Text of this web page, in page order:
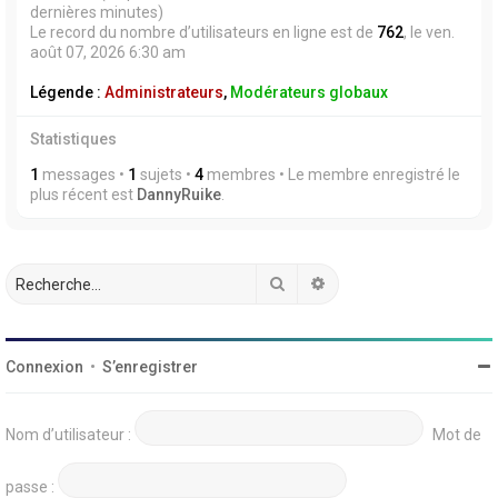
dernières minutes)
Le record du nombre d’utilisateurs en ligne est de 762, le ven.
août 07, 2026 6:30 am
Légende : Administrateurs, Modérateurs globaux
Statistiques
1 messages • 1 sujets • 4 membres • Le membre enregistré le
plus récent est DannyRuike
Rechercher
Connexion • S’enregistrer
Nom d’utilisateur : Mot de
passe :